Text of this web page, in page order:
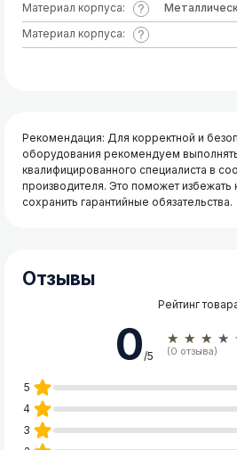
Материал корпуса:
Материал корпуса:
Рекомендация: Для корректной и
оборудования рекомендуем
квалифицированного специалиста в
производителя. Это поможет избежать
сохранить гарантийные обязательства.
Отзывы
Рейтинг
0/5 (0 отзыва)
5
4
3